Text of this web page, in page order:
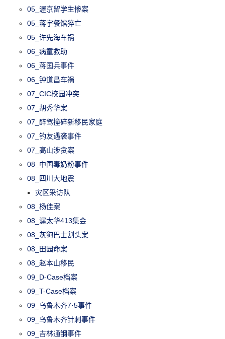
05_渥京留学生惨案
05_蒋宇餐馆猝亡
05_许先海车祸
06_病童救助
06_蒋国兵事件
06_钟道昌车祸
07_CIC校园冲突
07_胡秀华案
07_醉驾撞碎新移民家庭
07_钓友遇袭事件
07_高山涉贪案
08_中国毒奶粉事件
08_四川大地震
灾区采访队
08_杨佳案
08_渥太华413集会
08_灰狗巴士割头案
08_田园命案
08_赵本山移民
09_D-Case档案
09_T-Case档案
09_乌鲁木齐7·5事件
09_乌鲁木齐针刺事件
09_吉林通钢事件